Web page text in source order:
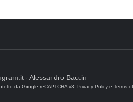
- Alessandro Baccin
da Google reCAPTCHA v3, Privacy Policy e Terms